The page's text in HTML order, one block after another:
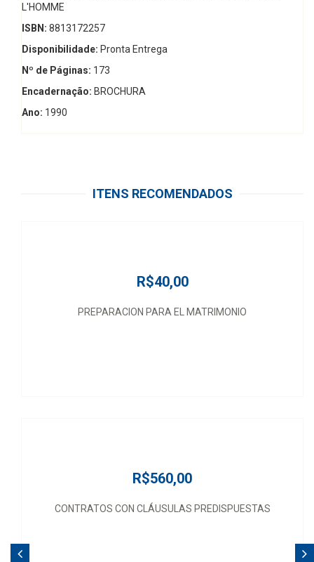
L'HOMME
ISBN: 8813172257
Disponibilidade: Pronta Entrega
Nº de Páginas: 173
Encadernação: BROCHURA
Ano: 1990
ITENS RECOMENDADOS
R$40,00
PREPARACION PARA EL MATRIMONIO
R$560,00
CONTRATOS CON CLÁUSULAS PREDISPUESTAS